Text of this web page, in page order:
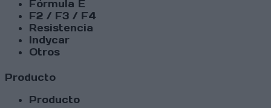
Fórmula E
F2 / F3 / F4
Resistencia
Indycar
Otros
Producto
Producto